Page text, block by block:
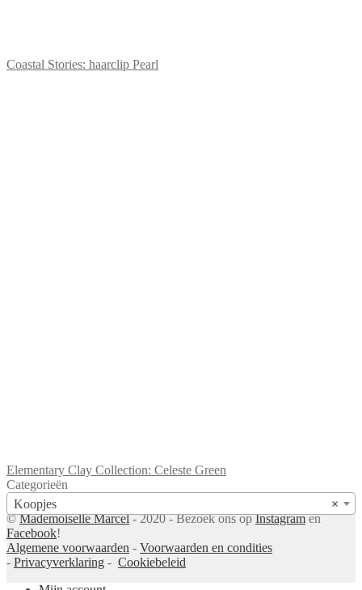
Coastal Stories: haarclip Pearl
Elementary Clay Collection: Celeste Green
Categorieën
×
Koopjes
©Mademoiselle Marcel- 2020 - Bezoek ons opInstagramen
Facebook!
Algemene voorwaarden - Voorwaarden en condities
- Privacyverklaring - Cookiebeleid